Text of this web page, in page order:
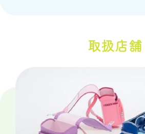
取扱店舗